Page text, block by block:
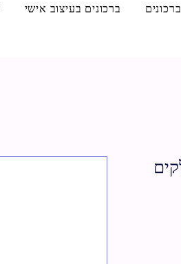
ברכונים בעיצוב אישי ברכונים